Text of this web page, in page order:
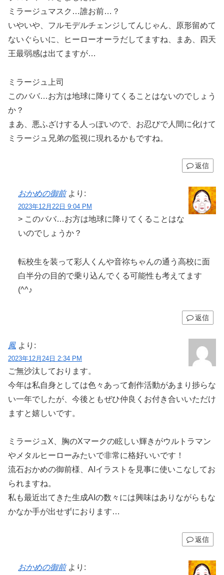
ミラージュマスク…誰お前…？
いやいや、フルモデルチェンジしてんじゃん、原形留めて
ないぐらいに、ヒーローオーラだしてますね、まあ、四天
王最弱感は出てますが…
ミラージュ上司
このババ…お方は地球に降りてくることはないのでしょう
か？
まあ、悪ふざけする人っぽいので、お忍びで人間に化けて
ミラージュ兄弟の監視に現れるかもですね。
返信
おかめの御前 より:
2023年12月22日 9:04 PM
> このババ…お方は地球に降りてくることはな
いのでしょうか？
転校生を装って彩人くんや音祢ちゃんの通う高校に面
白半分の目的で乗り込んでくる可能性も考えてます
(^^♪
返信
鳳 より:
2023年12月24日 2:34 PM
ご無沙汰しております。
今年は私自身としては色々あって創作活動があまり捗らな
い一年でしたが、今後ともぜひ仲良くお付き合いいただけ
ますと嬉しいです。
ミラージュX、胸のXマークの眩しい輝きがウルトラマン
やメタルヒーローみたいで非常に格好いいです！
流石おかめの御前様、AIイラストを見事に使いこなしてお
られますね。
私も最近出てきた生成AIの数々には興味はありながらもな
かなか手が出せずにおります…
返信
おかめの御前 より: